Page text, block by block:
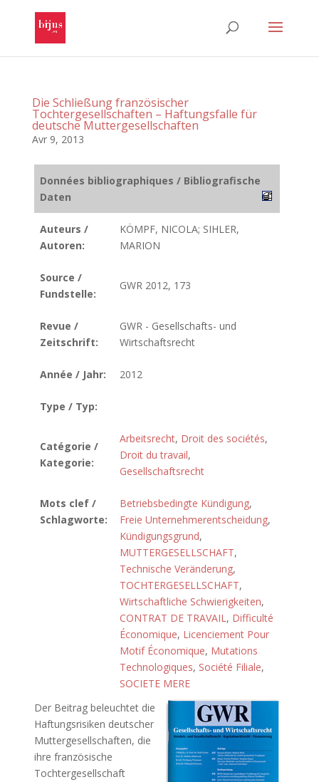
Die Schließung französischer
Tochtergesellschaften – Haftungsfalle für
deutsche Muttergesellschaften
Avr 9, 2013
Données bibliographiques / Bibliografische
Daten
Auteurs /
Autoren:
KÖMPF, NICOLA; SIHLER,
MARION
Source /
Fundstelle:
GWR 2012, 173
Revue /
Zeitschrift:
GWR - Gesellschafts- und
Wirtschaftsrecht
Année / Jahr: 2012
Type / Typ:
Catégorie /
Kategorie:
Arbeitsrecht, Droit des sociétés,
Droit du travail,
Gesellschaftsrecht
Mots clef /
Schlagworte:
Betriebsbedingte Kündigung,
Freie Unternehmerentscheidung,
Kündigungsgrund,
MUTTERGESELLSCHAFT,
Technische Veränderung,
TOCHTERGESELLSCHAFT,
Wirtschaftliche Schwierigkeiten,
CONTRAT DE TRAVAIL, Difficulté
Économique, Licenciement Pour
Motif Économique, Mutations
Technologiques, Société Filiale,
SOCIETE MERE
Der Beitrag beleuchtet die
Haftungsrisiken deutscher
Muttergesellschaften, die
ihre französische
Tochtergesellschaft